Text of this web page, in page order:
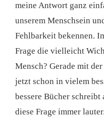
meine Antwort ganz
unserem Menschsein
Fehlbarkeit bekennen.
Frage die vielleicht
Mensch? Gerade mit
jetzt schon in vielem
bessere Bücher
diese Frage immer